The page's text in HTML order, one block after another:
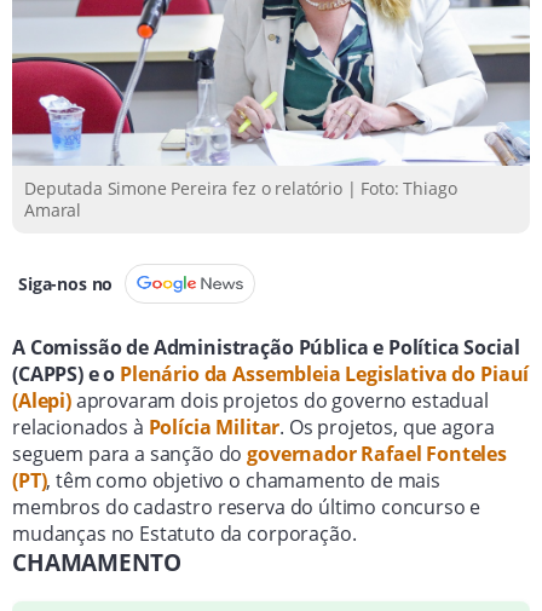
Deputada Simone Pereira fez o relatório | Foto: Thiago
Amaral
Siga-nos no
A Comissão de Administração Pública e Política Social
(CAPPS) e o Plenário da Assembleia Legislativa do Piauí
(Alepi)aprovaram dois projetos do governo estadual
relacionados à Polícia Militar. Os projetos, que agora
seguem para a sanção dogovernador Rafael Fonteles
(PT), têm como objetivo o chamamento de mais
membros do cadastro reserva do último concurso e
mudanças no Estatuto da corporação.
CHAMAMENTO